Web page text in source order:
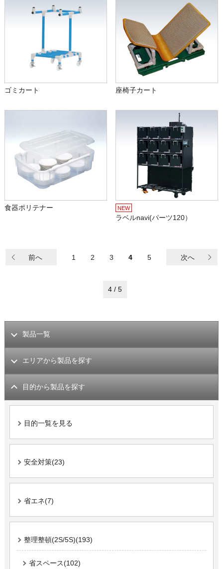
ゴミカート 座椅子カート
食器ポリテナー NEW
ラベルnavi(パーツ120）
4 / 5
前へ 1 2 3 4 5 次へ
製品一覧
エリアから製品を探す
目的から製品を探す
目的一覧を見る
安全対策(23)
省エネ(7)
整理整頓(2S/5S)(193)
省スペース(102)